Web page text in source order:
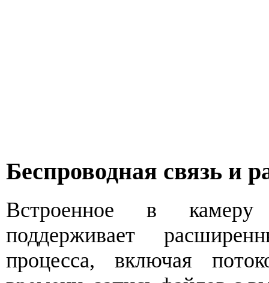
Беспроводная связь и
Встроенное в камеру
поддерживает
процесса, включая